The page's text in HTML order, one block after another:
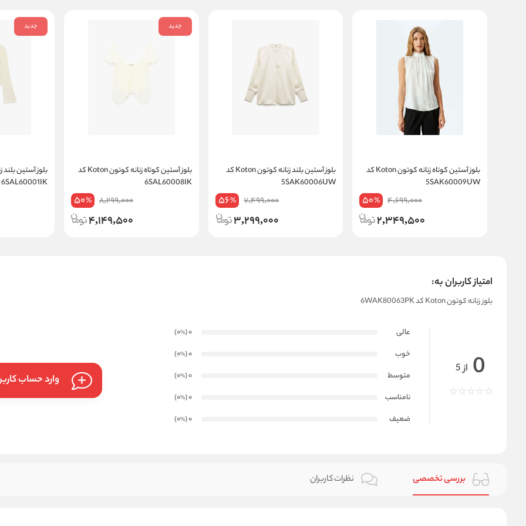
بلوز آستین کوتاه زنانه کوتون Koton کد
5SAK60009UW
4,699,000
50%
2,349,500
بلوز آستین بلند زنانه کوتون Koton کد
5SAK60006UW
7,499,000
56%
3,299,000
جدید
بلوز آستین کوتاه زنانه کوتون Koton کد
6SAL60008IK
8,299,000
50%
4,149,500
جدید
6SAL60001IK
امتیاز کاربران به:
بلوز زنانه کوتون Koton کد 6WAK80063PK
0 از 5
عالی 0
(0
%
)
خوب
0
(0
%
)
متوسط
0
(0
%
)
نامناسب
0
(0
%
)
ضعیف
0
(0
%
)
وارد حساب
بررسی تخصصی نظرات کاربران